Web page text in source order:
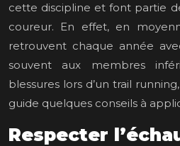
cette discipline et font partie
coureur. En effet, en
retrouvent chaque année
souvent aux membres
blessures lors d’un trail
guide quelques conseils à
Respecter